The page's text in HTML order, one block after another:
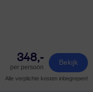
348,-
per persoon
Bekijk
Alle verplichte kosten inbegrepen!